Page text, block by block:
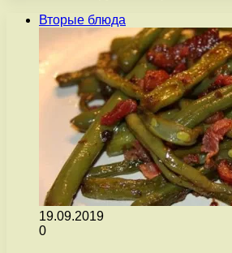
Вторые блюда
19.09.2019
0